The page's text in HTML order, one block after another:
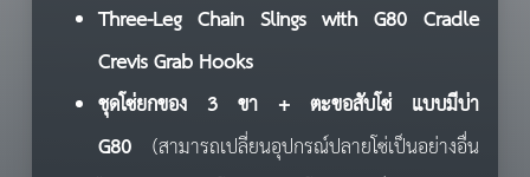
Three-Leg Chain Slings with G80 Cradle
Crevis Grab Hooks
ชุดโซ่ยกของ 3 ขา + ตะขอสับโซ่ แบบมีบ่า
G80(สามารถเปลี่ยนอุปกรณ์ปลายโซ่เป็นอย่างอื่น